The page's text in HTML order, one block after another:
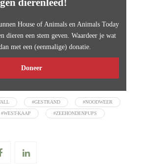
dierenleed!
House of Animals en Animals Today
dieren een stem geven. Waardeer je wat
met een (eenmalige) donatie.
Doneer
#GESTRAND #NOODWEER
#WEST-KAAP #ZEEHONDENPUPS